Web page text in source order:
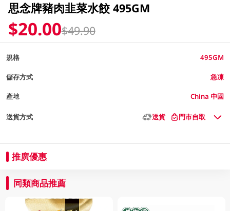
思念牌豬肉韭菜水餃 495GM
$20.00$49.90
規格 495GM
儲存方式 急凍
產地 China 中國
送貨方式 送貨 門市自取
推廣優惠
同類商品推薦